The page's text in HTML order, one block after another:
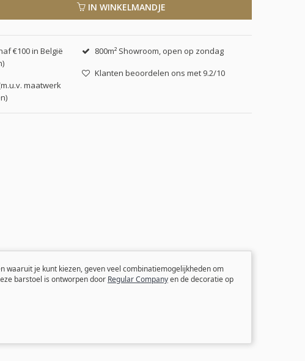
IN WINKELMANDJE
€100 in België
maatwerk
800m² Showroom, open op zondag
Klanten beoordelen ons met 9.2/10
waaruit je kunt kiezen, geven veel combinatiemogelijkheden om
barstoel is ontworpen door Regular Companyen de decoratie op